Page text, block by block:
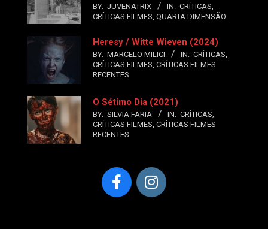
BY: JUVENATRIX IN: CRÍTICAS,
CRÍTICAS FILMES, QUARTA DIMENSÃO
Heresy / Witte Wieven (2024)
BY: MARCELO MILICI IN: CRÍTICAS,
CRÍTICAS FILMES, CRÍTICAS FILMES
RECENTES
O Sétimo Dia (2021)
BY: SILVIA FARIA IN: CRÍTICAS,
CRÍTICAS FILMES, CRÍTICAS FILMES
RECENTES